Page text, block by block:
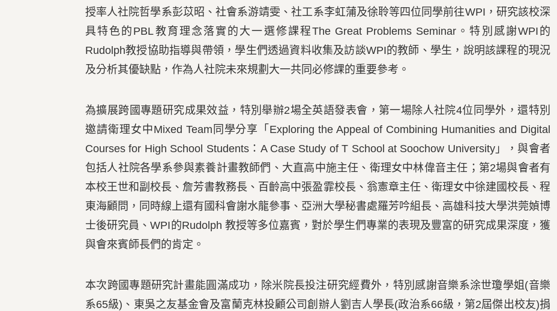
授率人社院哲學系彭苡昭、社會系游靖雯、社工系李虹蒲及徐聆等四位同學前往WPI，研究該校深
具特色的PBL教育理念落實的大一選修課程The Great Problems Seminar。特別感謝WPI的
Rudolph教授協助指導與帶領，學生們透過資料收集及訪談WPI的教師、學生，說明該課程的現況
及分析其優缺點，作為人社院未來規劃大一共同必修課的重要參考。
為擴展跨國專題研究成果效益，特別舉辦2場全英語發表會，第一場除人社院4位同學外，還特別
邀請衛理女中Mixed Team同學分享「Exploring the Appeal of Combining Humanities and Digital
Courses for High School Students：A Case Study of T School at Soochow University」，與會者
包括人社院各學系參與素養計畫教師們、大直高中施主任、衛理女中林偉音主任；第2場與會者有
本校王世和副校長、詹芳書教務長、百齡高中張盈霏校長、翁憲章主任、衛理女中徐建國校長、程
東海顧問，同時線上還有國科會謝水龍參事、亞洲大學秘書處羅芳吟組長、高雄科技大學洪莞媜博
士後研究員、WPI的Rudolph 教授等多位嘉賓，對於學生們專業的表現及豐富的研究成果深度，獲
與會來賓師長們的肯定。
本次跨國專題研究計畫能圓滿成功，除米院長投注研究經費外，特別感謝音樂系涂世瓊學姐(音樂
系65級)、東吳之友基金會及富蘭克林投顧公司創辦人劉吉人學長(政治系66級，第2屆傑出校友)捐